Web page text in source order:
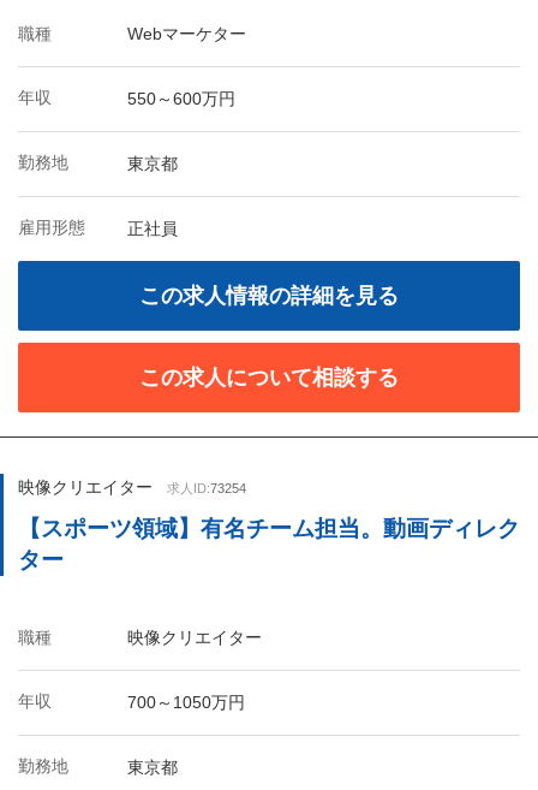
職種 Webマーケター
年収 550～600万円
勤務地 東京都
雇用形態 正社員
この求人情報の詳細を見る
この求人について相談する
映像クリエイター 求人ID:73254
【スポーツ領域】有名チーム担当。動画ディレク
ター
職種 映像クリエイター
年収 700～1050万円
勤務地 東京都